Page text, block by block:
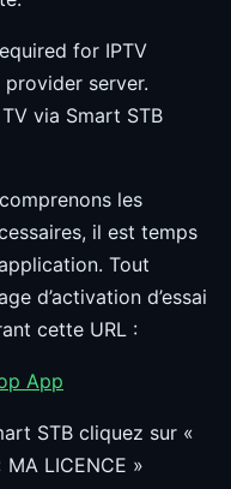
for IPTV
server.
les
il est temps
Tout
d’activation d’essai
cette URL :
App
STB cliquez sur «
MA LICENCE »